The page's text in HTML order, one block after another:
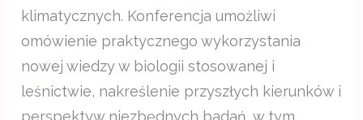
klimatycznych. Konferencja umożliwi
omówienie praktycznego wykorzystania
nowej wiedzy w biologii stosowanej i
leśnictwie, nakreślenie przyszłych kierunków i
perspektyw niezbędnych badań, w tym